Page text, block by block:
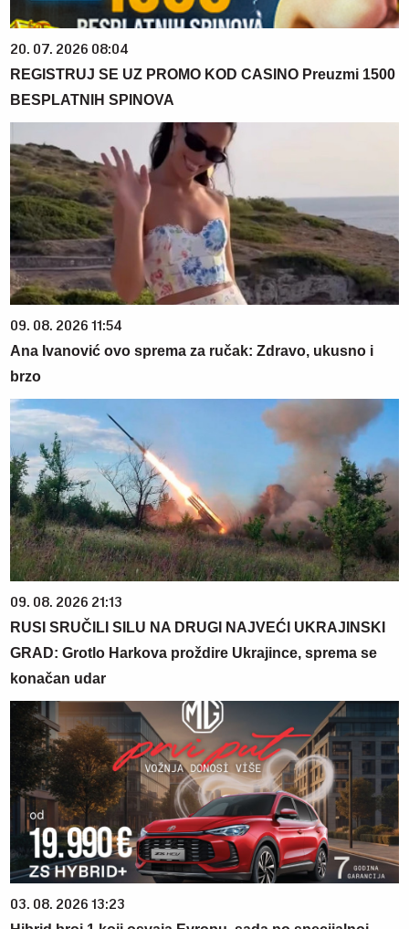
20. 07. 2026 08:04
REGISTRUJ SE UZ PROMO KOD CASINO Preuzmi 1500
BESPLATNIH SPINOVA
09. 08. 2026 11:54
Ana Ivanović ovo sprema za ručak: Zdravo, ukusno i
brzo
09. 08. 2026 21:13
RUSI SRUČILI SILU NA DRUGI NAJVEĆI UKRAJINSKI
GRAD: Grotlo Harkova proždire Ukrajince, sprema se
konačan udar
03. 08. 2026 13:23